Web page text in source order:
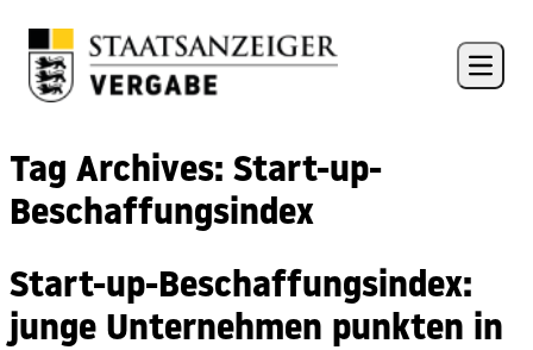
Open
Tag Archives: Start-up-
Beschaffungsindex
Start-up-Beschaffungsindex:
junge Unternehmen punkten in